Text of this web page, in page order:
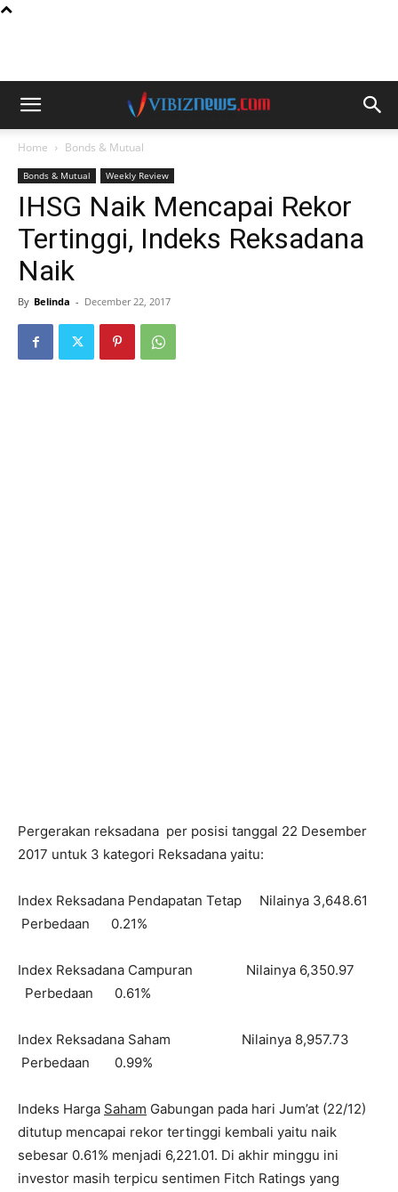
Home Bonds & Mutual
Bonds & Mutual Weekly Review
IHSG Naik Mencapai Rekor
Tertinggi, Indeks Reksadana
Naik
By Belinda - December 22, 2017
Pergerakan reksadana per posisi tanggal 22 Desember
2017 untuk 3 kategori Reksadana yaitu:
Index Reksadana Pendapatan Tetap Nilainya 3,648.61
Perbedaan 0.21%
Index Reksadana Campuran Nilainya 6,350.97
Perbedaan 0.61%
Index Reksadana Saham Nilainya 8,957.73
Perbedaan 0.99%
Indeks Harga Saham Gabungan pada hari Jum’at (22/12)
ditutup mencapai rekor tertinggi kembali yaitu naik
sebesar 0.61% menjadi 6,221.01. Di akhir minggu ini
investor masih terpicu sentimen Fitch Ratings yang